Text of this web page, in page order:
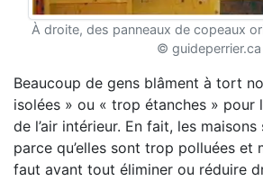
À droite, des panneaux de copeaux
© guideperrier.ca
Beaucoup de gens blâment à tort
isolées » ou « trop étanches » pour
de l’air intérieur. En fait, les
parce qu’elles sont trop polluées et
faut avant tout éliminer ou réduire